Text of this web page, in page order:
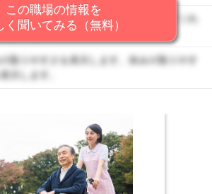
制を表示します。丁寧に仕事を教えてくれ
がいます。
取りやすさを表示します。休みの取りやす
表示します。
この職場の情報を
く聞いてみる（無料）